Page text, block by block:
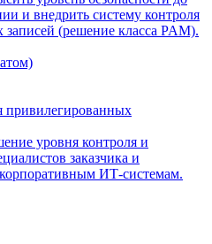
и внедрить систему контроля
(решение класса PAM).
привилегированных
уровня контроля и
заказчика и
ИТ-системам.